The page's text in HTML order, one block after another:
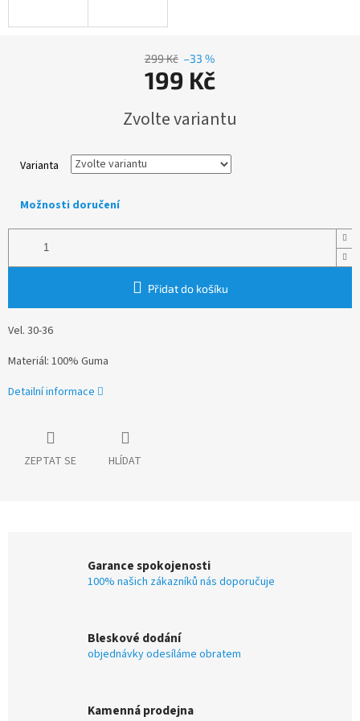
299 Kč –33 %
199 Kč
cena:
Zvolte variantu
Varianta
Možnosti doručení
Přidat do košíku
Vel. 30-36
Materiál: 100% Guma
Detailní informace
ZEPTAT SE HLÍDAT
Garance spokojenosti
100% našich zákazníků nás doporučuje
Bleskové dodání
objednávky odesíláme obratem
Kamenná prodejna